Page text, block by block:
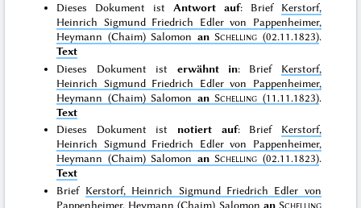
Dieses Dokument ist Antwort auf: Brief Kerstorf,
Heinrich Sigmund Friedrich Edler von Pappenheimer,
Heymann (Chaim) Salomon an Schelling (02.11.1823).
Text
Dieses Dokument ist erwähnt in: Brief Kerstorf,
Heinrich Sigmund Friedrich Edler von Pappenheimer,
Heymann (Chaim) Salomon an Schelling (11.11.1823).
Text
Dieses Dokument ist notiert auf: Brief Kerstorf,
Heinrich Sigmund Friedrich Edler von Pappenheimer,
Heymann (Chaim) Salomon an Schelling (02.11.1823).
Text
Brief Kerstorf, Heinrich Sigmund Friedrich Edler von
Pappenheimer, Heymann (Chaim) Salomon an Schelling